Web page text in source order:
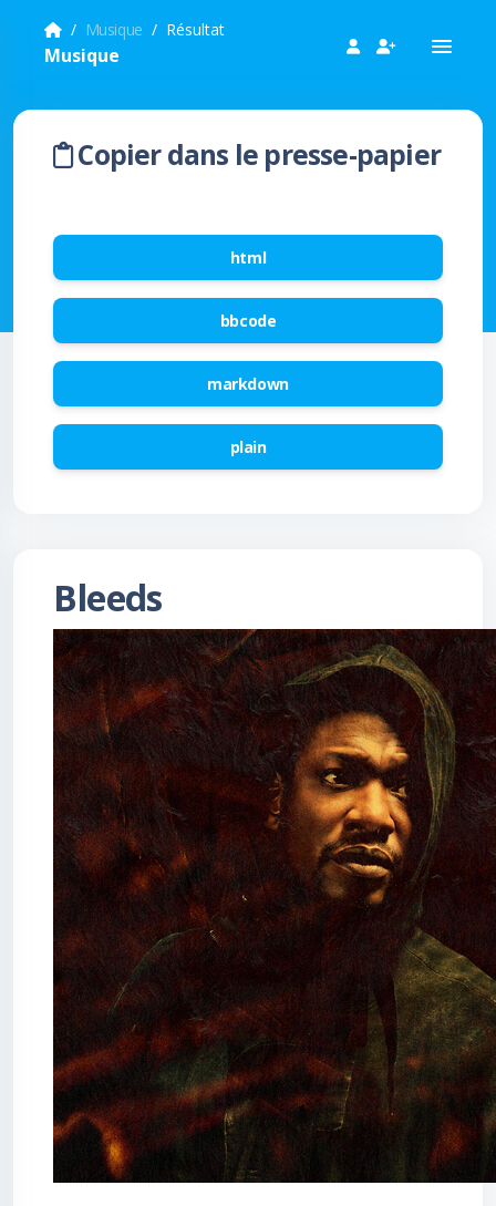
Musique Résultat
Musique
Copier dans le presse-papier
html
bbcode
markdown
plain
Bleeds